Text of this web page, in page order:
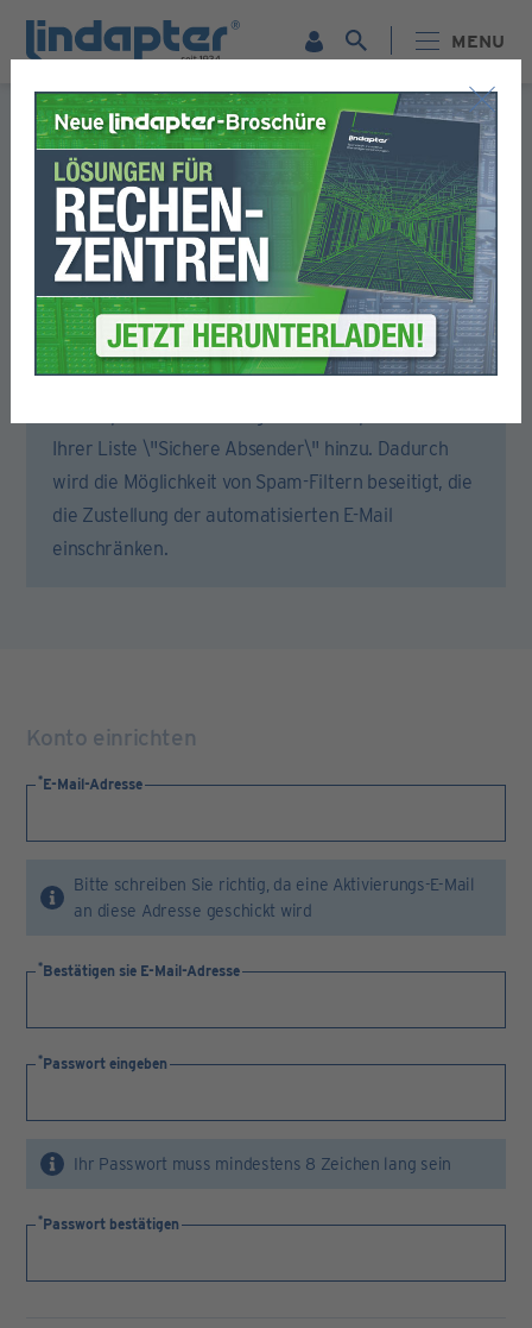
MENU
Formular für die Registrierung
Bitte füllen Sie alle Abschnitte dieses Formulars aus.
Sie erhalten dann eine E-Mail, um Ihr Konto zu aktivieren.
Um sicherzustellen, dass Sie die Aktivierungs-E-Mail
erhalten, öffnen Sie bitte Ihr E-Mail-Konto oder
Ihrer Liste \"Sichere Absender\" hinzu. Dadurch
wird die Möglichkeit von Spam-Filtern beseitigt, die
die Zustellung der automatisierten E-Mail
einschränken.
Konto einrichten
E-Mail-Adresse
Bitte schreiben Sie richtig, da eine Aktivierungs-E-Mail
an diese Adresse geschickt wird
Bestätigen sie E-Mail-Adresse
Passwort eingeben
Ihr Passwort muss mindestens 8 Zeichen lang sein
Passwort bestätigen